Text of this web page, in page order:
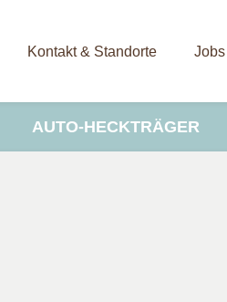
Kontakt & Standorte Jobs
AUTO-HECKTRÄGER